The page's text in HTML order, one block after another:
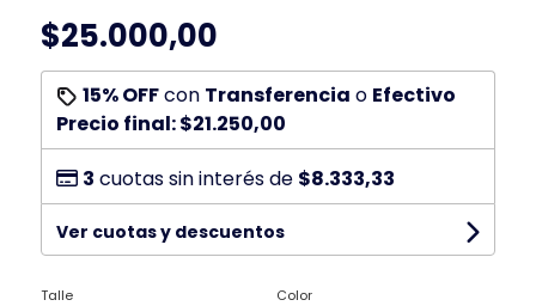
$25.000,00
15% OFFcon Transferencia o Efectivo
Precio final:$21.250,00
3 cuotas sin interés de $8.333,33
Ver cuotas y descuentos
Talle Color